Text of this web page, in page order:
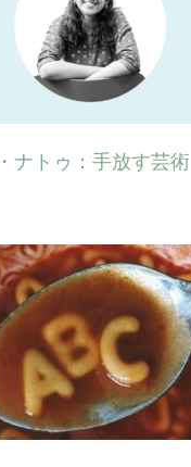
ナトゥ：手放す芸術